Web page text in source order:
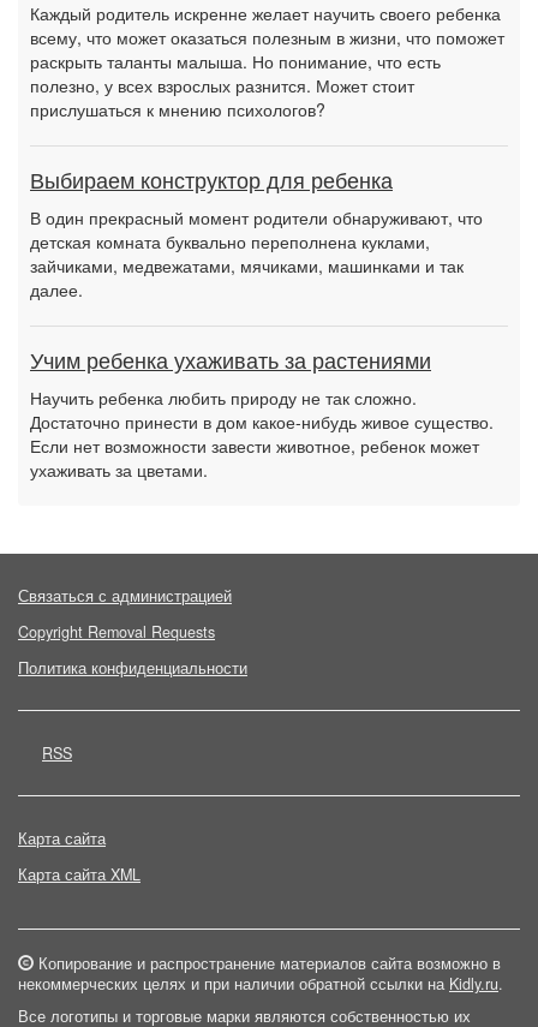
Каждый родитель искренне желает научить своего ребенка
всему, что может оказаться полезным в жизни, что поможет
раскрыть таланты малыша. Но понимание, что есть
полезно, у всех взрослых разнится. Может стоит
прислушаться к мнению психологов?
Выбираем конструктор для ребенка
В один прекрасный момент родители обнаруживают, что
детская комната буквально переполнена куклами,
зайчиками, медвежатами, мячиками, машинками и так
далее.
Учим ребенка ухаживать за растениями
Научить ребенка любить природу не так сложно.
Достаточно принести в дом какое-нибудь живое существо.
Если нет возможности завести животное, ребенок может
ухаживать за цветами.
Связаться с администрацией
Copyright Removal Requests
Политика конфиденциальности
RSS
Карта сайта
Карта сайта XML
Копирование и распространение материалов сайта возможно в
некоммерческих целях и при наличии обратной ссылки на Kidly.ru.
Все логотипы и торговые марки являются собственностью их